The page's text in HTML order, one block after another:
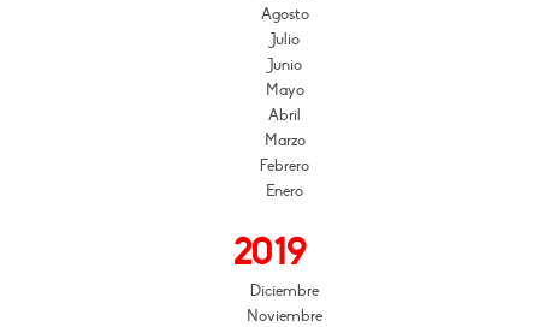
Agosto
Julio
Junio
Mayo
Abril
Marzo
Febrero
Enero
2019
Diciembre
Noviembre